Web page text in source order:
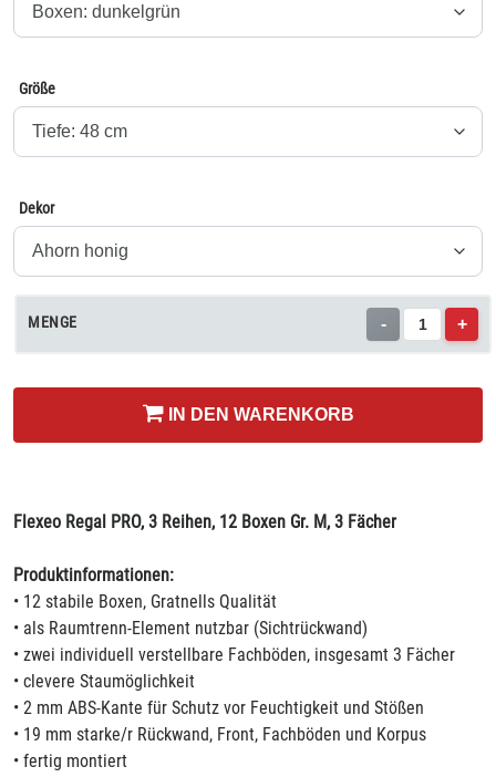
Größe
Dekor
MENGE - +
IN DEN WARENKORB
Flexeo Regal PRO, 3 Reihen, 12 Boxen Gr. M, 3 Fächer
Produktinformationen:
• 12 stabile Boxen, Gratnells Qualität
• als Raumtrenn-Element nutzbar (Sichtrückwand)
• zwei individuell verstellbare Fachböden, insgesamt 3 Fächer
• clevere Staumöglichkeit
• 2 mm ABS-Kante für Schutz vor Feuchtigkeit und Stößen
• 19 mm starke/r Rückwand, Front, Fachböden und Korpus
• fertig montiert